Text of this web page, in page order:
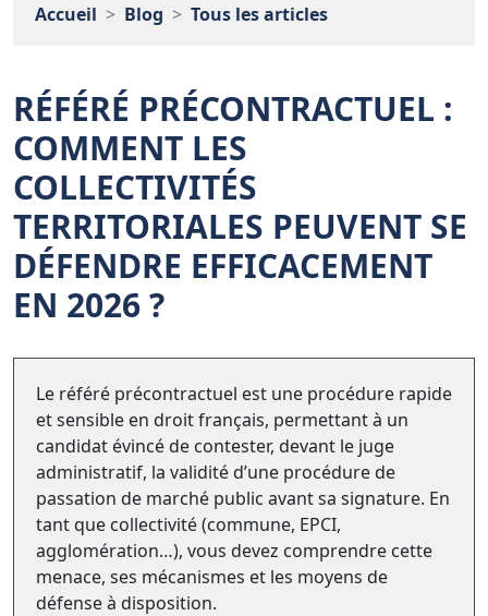
Accueil Blog Tous les articles
RÉFÉRÉ PRÉCONTRACTUEL :
COMMENT LES
COLLECTIVITÉS
TERRITORIALES PEUVENT SE
DÉFENDRE EFFICACEMENT
EN 2026 ?
Le référé précontractuel est une procédure rapide
et sensible en droit français, permettant à un
candidat évincé de contester, devant le juge
administratif, la validité d’une procédure de
passation de marché public avant sa signature. En
tant que collectivité (commune, EPCI,
agglomération…), vous devez comprendre cette
menace, ses mécanismes et les moyens de
défense à disposition.